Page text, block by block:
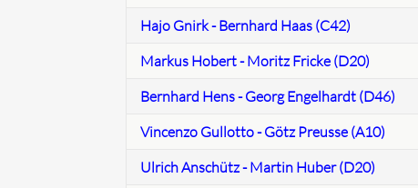
Hajo Gnirk - Bernhard Haas (C42)
Markus Hobert - Moritz Fricke (D20)
Bernhard Hens - Georg Engelhardt (D46)
Vincenzo Gullotto - Götz Preusse (A10)
Ulrich Anschütz - Martin Huber (D20)